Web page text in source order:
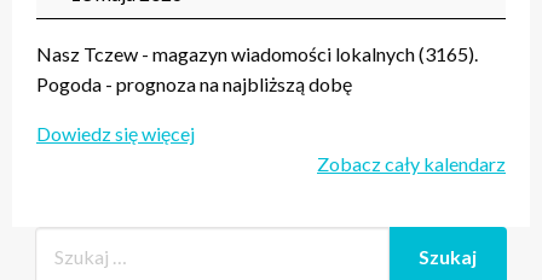
Nasz Tczew - magazyn wiadomości lokalnych (3165).
Pogoda - prognoza na najbliższą dobę
Dowiedz się więcej
Zobacz cały kalendarz